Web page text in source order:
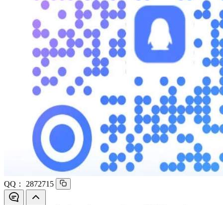
QQ： 2872715